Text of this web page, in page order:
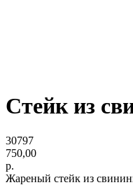
Стейк из
30797
750,00
р.
Жареный стейк из